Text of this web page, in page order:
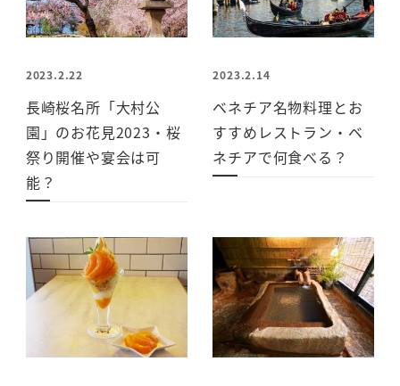
2023.2.22
長崎桜名所「大村公
園」のお花見2023・桜
祭り開催や宴会は可
能？
2023.2.14
ベネチア名物料理とお
すすめレストラン・ベ
ネチアで何食べる？